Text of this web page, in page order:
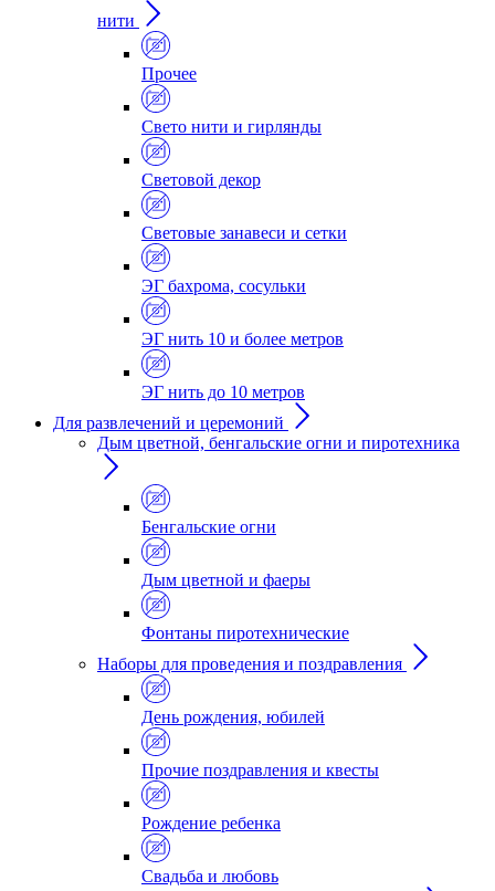
нити
Прочее
Свето нити и гирлянды
Световой декор
Световые занавеси и сетки
ЭГ бахрома, сосульки
ЭГ нить 10 и более метров
ЭГ нить до 10 метров
Для развлечений и церемоний
Дым цветной, бенгальские огни и пиротехника
Бенгальские огни
Дым цветной и фаеры
Фонтаны пиротехнические
Наборы для проведения и поздравления
День рождения, юбилей
Прочие поздравления и квесты
Рождение ребенка
Свадьба и любовь